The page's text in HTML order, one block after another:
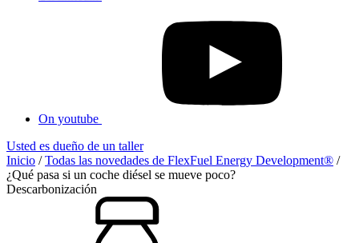
On youtube
Usted es dueño de un taller
Inicio /Todas las novedades de FlexFuel Energy Development® /
¿Qué pasa si un coche diésel se mueve poco?
Descarbonización